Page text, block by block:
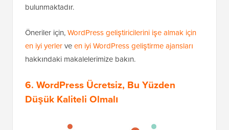
bulunmaktadır.
Öneriler için,WordPress geliştiricilerini işe almak için
en iyi yerlerveen iyi WordPress geliştirme ajansları
hakkındaki makalelerimize bakın.
6. WordPress Ücretsiz, Bu Yüzden
Düşük Kaliteli Olmalı